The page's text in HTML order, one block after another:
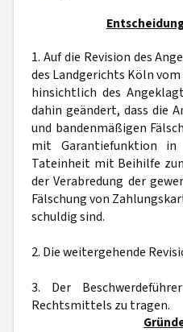
1. Auf die Revision des
des Landgerichts Köln vom
hinsichtlich des
dahin geändert, dass die
und bandenmäßigen
mit Garantiefunktion
Tateinheit mit Beihilfe
der Verabredung der
Fälschung von
schuldig sind.
2. Die weitergehende
3. Der
Rechtsmittels zu tragen.